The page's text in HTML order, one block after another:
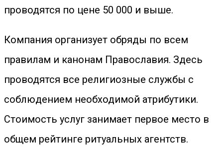
проводятся по цене 50 000 и выше.
Компания организует обряды по всем
правилам и канонам Православия. Здесь
проводятся все религиозные службы с
соблюдением необходимой атрибутики.
Стоимость услуг занимает первое место в
общем рейтинге ритуальных агентств.